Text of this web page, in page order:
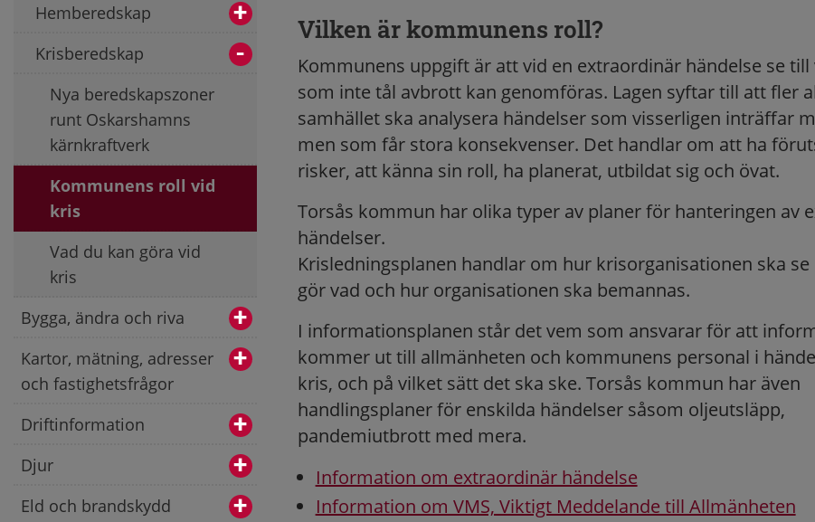
Hemberedskap
Krisberedskap
Nya beredskapszoner
runt Oskarshamns
kärnkraftverk
Kommunens roll vid
kris
Vad du kan göra vid
kris
Bygga, ändra och riva
Kartor, mätning, adresser
och fastighetsfrågor
Driftinformation
Djur
Eld och brandskydd
Vilken är kommunens roll?
Kommunens uppgift är att vid en extraordinär händelse se
som inte tål avbrott kan genomföras. Lagen syftar till att fler
samhället ska analysera händelser som visserligen inträffar
men som får stora konsekvenser. Det handlar om att ha
risker, att känna sin roll, ha planerat, utbildat sig och övat.
Torsås kommun har olika typer av planer för hanteringen av
händelser.
Krisledningsplanen handlar om hur krisorganisationen ska
gör vad och hur organisationen ska bemannas.
I informationsplanen står det vem som ansvarar för att
kommer ut till allmänheten och kommunens personal i
kris, och på vilket sätt det ska ske. Torsås kommun har även
handlingsplaner för enskilda händelser såsom oljeutsläpp,
pandemiutbrott med mera.
Information om extraordinär händelse
Information om VMS, Viktigt Meddelande till Allmänheten